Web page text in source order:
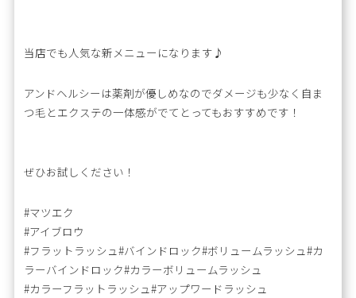
当店でも人気な新メニューになります♪
アンドヘルシーは薬剤が優しめなのでダメージも少なく自ま
つ毛とエクステの一体感がでてとってもおすすめです！
ぜひお試しください！
#マツエク
#アイブロウ
#フラットラッシュ#バインドロック#ボリュームラッシュ#カ
ラーバインドロック#カラーボリュームラッシュ
#カラーフラットラッシュ#アップワードラッシュ